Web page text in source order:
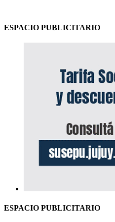
ESPACIO PUBLICITARIO
ESPACIO PUBLICITARIO